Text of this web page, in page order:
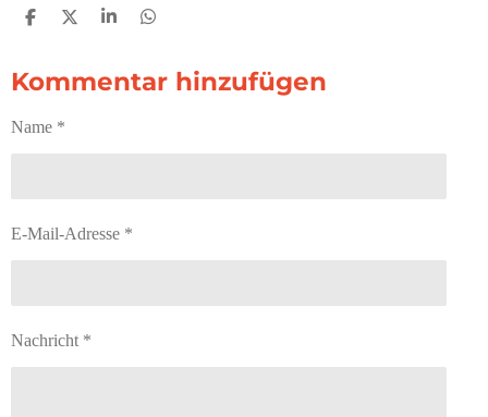
T
l
e
T
l
e
T
l
e
T
l
e
Kommentar hinzufügen
Name *
E-Mail-Adresse *
Nachricht *